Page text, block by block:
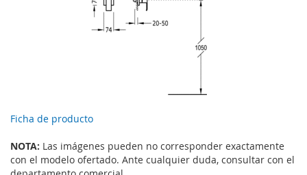
Ficha de producto
NOTA: Las imágenes pueden no corresponder exactamente
con el modelo ofertado. Ante cualquier duda, consultar con el